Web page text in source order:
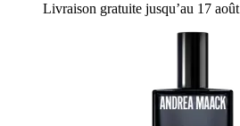
Livraison gratuite jusqu’au 17 août